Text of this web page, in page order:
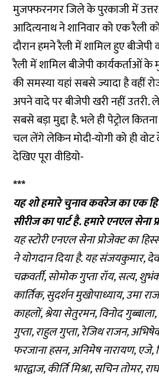
मुजफ्फरनगर जिले के पुरकाजी में उत्तर
आदित्यनाथ ने शानिवार को एक रैली
दौरान हमने रैली में शामिल हुए बीजेपी
रैली में शामिल बीजेपी कार्यकर्ताओं
की समस्या यहां सबसे ज्यादा है वहीं
अपने वादे पर बीजेपी खरी नहीं उतरी.
सबसे बड़ा मुद्दा है. भले ही पेट्रोल
चल लेंगे लेकिन मोदी-योगी को ही वोट
देखिए पूरा वीडियो-
***
यह शो हमारे चुनाव कवरेज का एक
सीरीज का पार्ट है. हमारे एनएल सेना
यह स्टोरी एनएल सेना प्रोजेक्ट का
ने योगदान दिया है. यह संजयकुमार,
चक्रवर्ती, सोमोक गुप्ता रॉय, सत्य,
कार्तिक, सुदर्शन मुखोपाध्याय, उमा
काहलों, श्रेया सेतुरमन, विनोद गुब्बाला,
गुप्ता, राहुल गुप्ता, रेजिथ राजन,
फरजाना हसन, अनिमेष नारायण, एजे,
भारद्वाज, कीर्ति मिश्रा, सचिन तोमर,